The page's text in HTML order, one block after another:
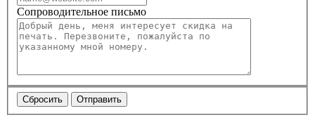
Сопроводительное письмо